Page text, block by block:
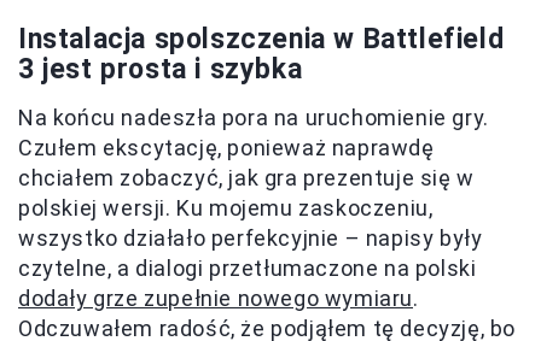
Instalacja spolszczenia w Battlefield
3 jest prosta i szybka
Na końcu nadeszła pora na uruchomienie gry.
Czułem ekscytację, ponieważ naprawdę
chciałem zobaczyć, jak gra prezentuje się w
polskiej wersji. Ku mojemu zaskoczeniu,
wszystko działało perfekcyjnie – napisy były
czytelne, a dialogi przetłumaczone na polski
dodały grze zupełnie nowego wymiaru.
Odczuwałem radość, że podjąłem tę decyzję, bo